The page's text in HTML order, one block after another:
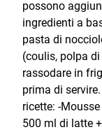
possono
ingredienti a
pasta di
(coulis, polpa
rassodare in
prima di
ricette: -
500 ml di latte